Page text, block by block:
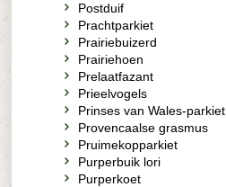
Postduif
Prachtparkiet
Prairiebuizerd
Prairiehoen
Prelaatfazant
Prieelvogels
Prinses van Wales-parkiet
Provencaalse grasmus
Pruimekopparkiet
Purperbuik lori
Purperkoet